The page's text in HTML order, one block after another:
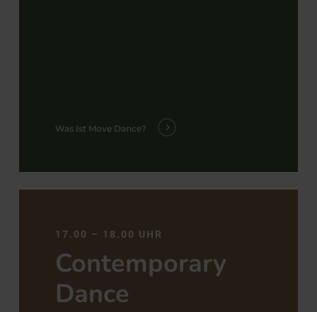
Was Ist Move Dance?
17.00 – 18.00 UHR
Contemporary
Dance